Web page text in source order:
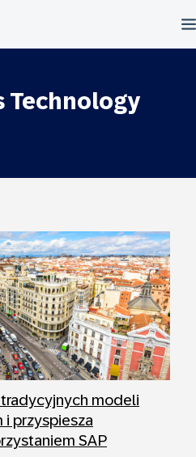
Technology
modeli
i przyspiesza
SAP